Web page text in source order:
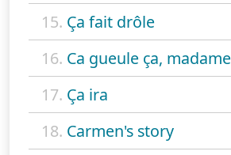
15. Ça fait drôle
16. Ca gueule ça, madame
17. Ça ira
18. Carmen's story